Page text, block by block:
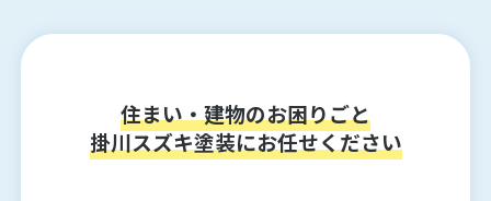
住まい・建物のお困りごと
掛川スズキ塗装にお任せください